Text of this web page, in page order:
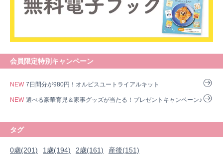
会員限定特別キャンペーン
NEW 7日間分が980円！オルビスユートライアルキット
NEW 選べる豪華育児＆家事グッズが当たる！プレゼントキャンペーン♪
タグ
0歳(201) 1歳(194) 2歳(161) 産後(151)